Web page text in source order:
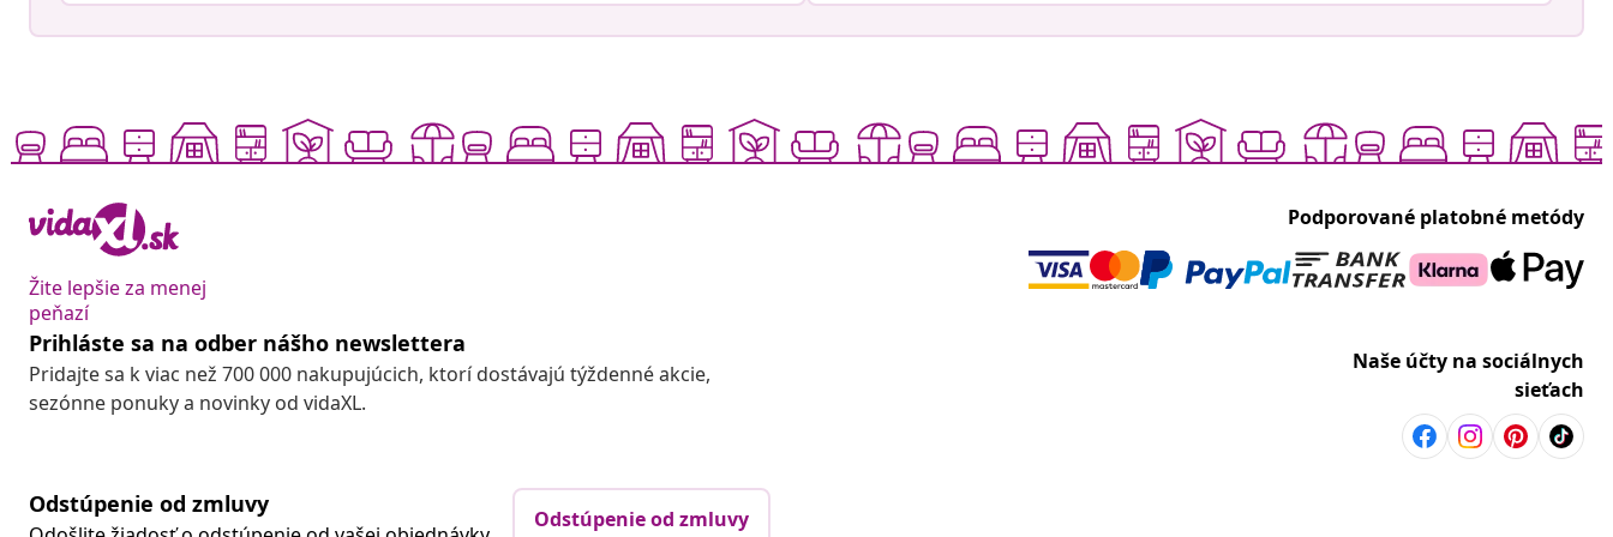
Žite lepšie za menej
peňazí
Podporované platobné metódy
Prihláste sa na odber nášho newslettera
Pridajte sa k viac než 700 000 nakupujúcich, ktorí dostávajú týždenné akcie,
sezónne ponuky a novinky od vidaXL.
Naše účty na sociálnych
sieťach
Odstúpenie od zmluvy
Odstúpenie od zmluvy